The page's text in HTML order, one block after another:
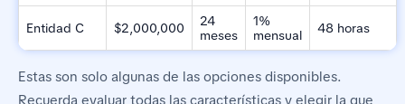
Entidad C $2,000,000
24
meses
1%
mensual
48 horas
Estas son solo algunas de las opciones disponibles.
Recuerda evaluar todas las características y elegir la que